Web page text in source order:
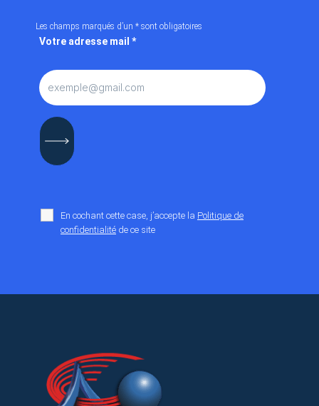
Les champs marqués d’un * sont obligatoires
Votre adresse mail *
En cochant cette case, j’accepte la Politique de
confidentialité de ce site